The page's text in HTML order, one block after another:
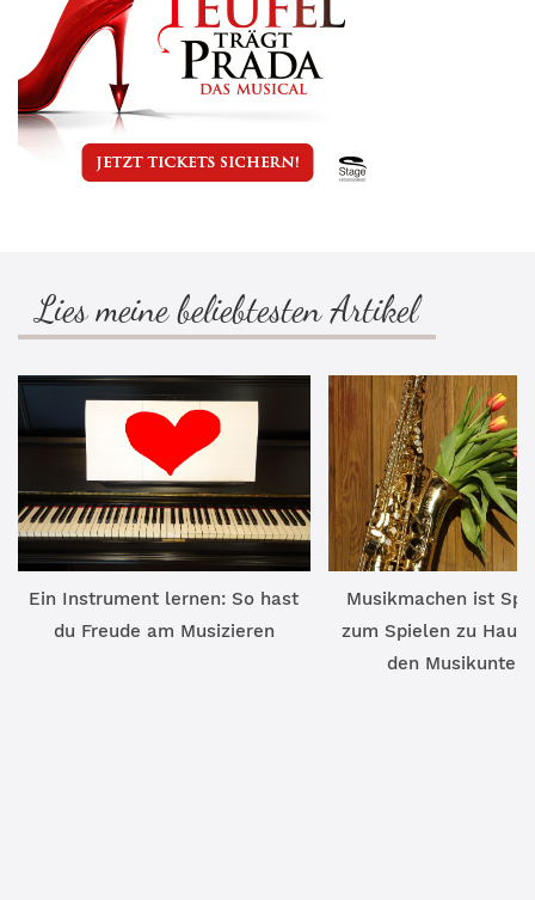
Lies meine beliebtesten Artikel
Ein Instrument lernen: So hast
du Freude am Musizieren
Musikmachen ist
zum Spielen zu
den